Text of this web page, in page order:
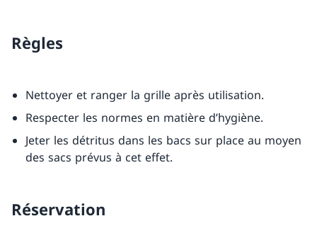
Règles
Nettoyer et ranger la grille après utilisation.
Respecter les normes en matière d’hygiène.
Jeter les détritus dans les bacs sur place au moyen
des sacs prévus à cet effet.
Réservation